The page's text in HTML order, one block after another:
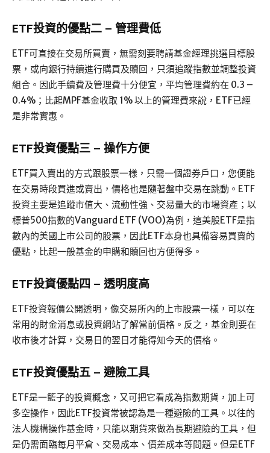
ETF投資的優點二 – 管理費低
ETF可直接在交易所買賣，無需刻要聘請基金經理挑選目標股
票，或向銀行持續進行購買及贖回，只須追蹤指數並調整投資
組合。因此手續費及管理費十分便宜，平均管理費約在 0.3 –
0.4%；比起MPF基金收取 1% 以上的管理費來說，ETF已經
是非常實惠。
ETF投資優點三 – 操作方便
ETF買入賣出的方式跟股票一樣，只需一個證券戶口，您便能
在交易時段買進或賣出，價格也是隨著盤中交易在跳動。ETF
投資主要是追蹤市值大、流動性強、交易量大的市場資產；以
標普500指數的Vanguard ETF (VOO)為例，這美股ETF是指
數內的美國上市公司的股票，因此ETF本身也具備容易買賣的
優點，比起一般基金的申購和贖回也方便得多。
ETF投資優點四 – 透明度高
ETF投資報價公開透明，像交易所內的上市股票一樣，可以在
常用的財金消息或投資網站了解當前價格。反之，基金則要在
收市後才計算，交易日的翌日才能得知今天的價格。
ETF投資優點五 – 避險工具
ETF是一籃子的投資概念，又可把它看成為指數期貨，加上可
多空操作，因此ETF投資常被認為是一種避險的工具。以往的
法人機構操作基金時，只能以期貨來做為長期避險的工具，但
是仍需面臨每月平倉、交易成本、價差成本等問題。但是ETF